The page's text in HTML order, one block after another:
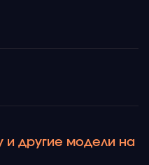
и другие модели на